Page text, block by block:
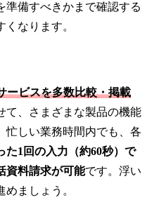
準備すべきかまで確認する
なります。
ービスを多数比較・掲載
て、さまざまな製品の機能
忙しい業務時間内でも、各
た1回の入力（約60秒）で
資料請求が可能です。浮い
ましょう。